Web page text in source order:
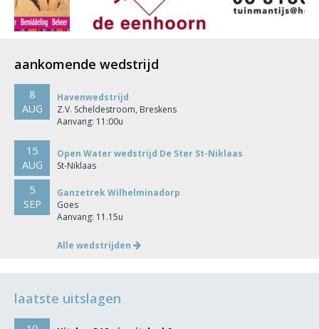
aankomende wedstrijd
8
AUG
Havenwedstrijd
Z.V. Scheldestroom, Breskens
Aanvang: 11:00u
15
AUG
Open Water wedstrijd De Ster St-Niklaas
St-Niklaas
5
SEP
Ganzetrek Wilhelminadorp
Goes
Aanvang: 11.15u
Alle wedstrijden
laatste uitslagen